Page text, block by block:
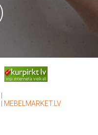
|
| MEBELMARKET.LV